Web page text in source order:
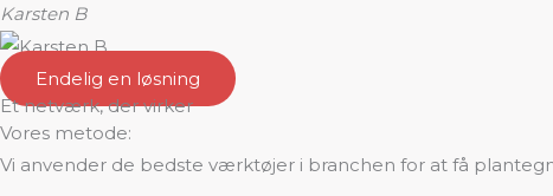
Karsten B
Endelig en løsning
Et netværk, der virker
Vores metode:
Vi anvender de bedste værktøjer i branchen for at få